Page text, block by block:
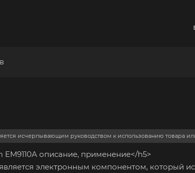
исчерпывающим руководством к использованию товара
описание, применение</h5>
электронным компонентом, который